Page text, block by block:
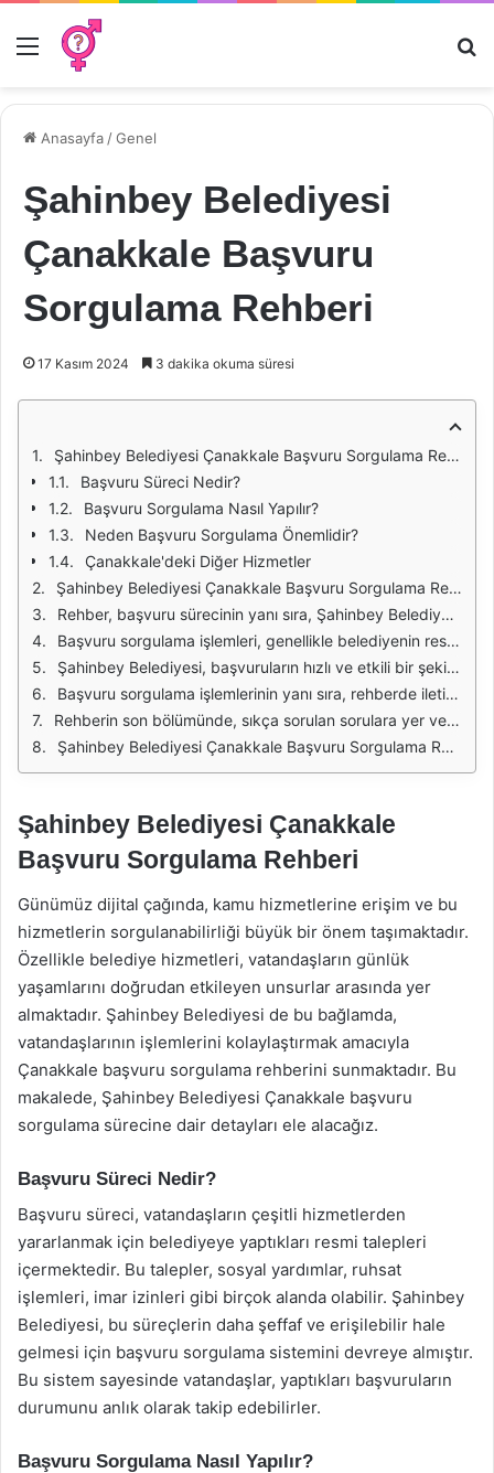
Menü
Anasayfa /Genel
Şahinbey Belediyesi
Çanakkale Başvuru
Sorgulama Rehberi
17 Kasım 2024 3 dakika okuma süresi
Şahinbey Belediyesi Çanakkale Başvuru Sorgulama Rehberi
Başvuru Süreci Nedir?
Başvuru Sorgulama Nasıl Yapılır?
Neden Başvuru Sorgulama Önemlidir?
Çanakkale'deki Diğer Hizmetler
Şahinbey Belediyesi Çanakkale Başvuru Sorgulama Rehberi, başvurularınızın durumunu kontrol etmenize imkan tanır. Bu rehber, özellikle yerel hizmetlerden yararlanmak isteyen vatandaşlar için oldukça faydalı bir kaynaktır. Başvuru sürecinin her aşamasında, vatandaşların hangi adımları izlemeleri gerektiği konusunda bilgi sahibi olmaları önemlidir. Bu nedenle, rehberin içeriği detaylı ve anlaşılır bir dille yazılmıştır.
Rehber, başvuru sürecinin yanı sıra, Şahinbey Belediyesi'nin sunduğu hizmetler hakkında da bilgi vermektedir. Bu hizmetler arasında sosyal yardımlar, eğitim destekleri ve çeşitli sosyal projeler yer almaktadır. Her bir hizmet için başvuru koşulları ve gerekli belgeler ayrı ayrı belirtilmiştir. Böylece, vatandaşlar hangi hizmete başvuracaklarsa, gerekli hazırlıkları önceden yapabilirler.
Başvuru sorgulama işlemleri, genellikle belediyenin resmi web sitesi üzerinden gerçekleştirilir. Bu süreçte, başvuru sahibinin kimlik bilgileri ve başvuru numarasını kullanarak sorgulama yapması gerekmektedir. Rehberde, bu işlemlerin nasıl yapılacağına dair adım adım talimatlar verilmiştir. Ayrıca, sık karşılaşılan sorunlar ve bu sorunların nasıl çözüleceği hakkında da bilgiler sunulmaktadır.
Şahinbey Belediyesi, başvuruların hızlı ve etkili bir şekilde sonuçlanması için çeşitli dijital hizmetler sunmaktadır. Bu hizmetler sayesinde, vatandaşlar başvurularını online olarak takip edebilir ve gerektiğinde güncelleyebilir. Rehberde, bu dijital hizmetlerin nasıl kullanılacağına dair detaylı bilgiler yer almaktadır.
Başvuru sorgulama işlemlerinin yanı sıra, rehberde iletişim bilgileri de bulunmaktadır. Herhangi bir sorun veya soru durumunda, vatandaşların hangi kanallardan belediye ile iletişime geçebileceği anlatılmaktadır. Telefon numaraları, e-posta adresleri ve sosyal medya hesapları gibi bilgilerle, vatandaşların ihtiyaç duydukları bilgilere kolayca ulaşmaları sağlanmaktadır.
Rehberin son bölümünde, sıkça sorulan sorulara yer verilmiştir. Bu bölüm, başvuru süreci hakkında genel bir bilgi edinmek isteyenler için oldukça faydalıdır. Sıkça sorulan sorular, vatandaşların merak ettiği konuları kapsamlı bir şekilde yanıtlamaktadır. Böylece, başvuru sürecinde karşılaşabilecekleri olası sorunlar hakkında önceden bilgi sahibi olurlar.
Şahinbey Belediyesi Çanakkale Başvuru Sorgulama Rehberi, yerel hizmetlerden yararlanmak isteyen vatandaşlar için kapsamlı ve kullanıcı dostu bir kaynak sunmaktadır. Başvuru sürecinin her aşamasında rehberin sağladığı bilgilerden faydalanarak, daha kolay bir deneyim yaşayabilirler. Bu tür rehberler, yerel yönetimlerin vatandaşlarına sunduğu hizmetlerin daha etkin bir şekilde kullanılmasını sağlamaktadır.
Şahinbey Belediyesi Çanakkale
Başvuru Sorgulama Rehberi
Günümüz dijital çağında, kamu hizmetlerine erişim ve bu
hizmetlerin sorgulanabilirliği büyük bir önem taşımaktadır.
Özellikle belediye hizmetleri, vatandaşların günlük
yaşamlarını doğrudan etkileyen unsurlar arasında yer
almaktadır. Şahinbey Belediyesi de bu bağlamda,
vatandaşlarının işlemlerini kolaylaştırmak amacıyla
Çanakkale başvuru sorgulama rehberini sunmaktadır. Bu
makalede, Şahinbey Belediyesi Çanakkale başvuru
sorgulama sürecine dair detayları ele alacağız.
Başvuru Süreci Nedir?
Başvuru süreci, vatandaşların çeşitli hizmetlerden
yararlanmak için belediyeye yaptıkları resmi talepleri
içermektedir. Bu talepler, sosyal yardımlar, ruhsat
işlemleri, imar izinleri gibi birçok alanda olabilir. Şahinbey
Belediyesi, bu süreçlerin daha şeffaf ve erişilebilir hale
gelmesi için başvuru sorgulama sistemini devreye almıştır.
Bu sistem sayesinde vatandaşlar, yaptıkları başvuruların
durumunu anlık olarak takip edebilirler.
Başvuru Sorgulama Nasıl Yapılır?